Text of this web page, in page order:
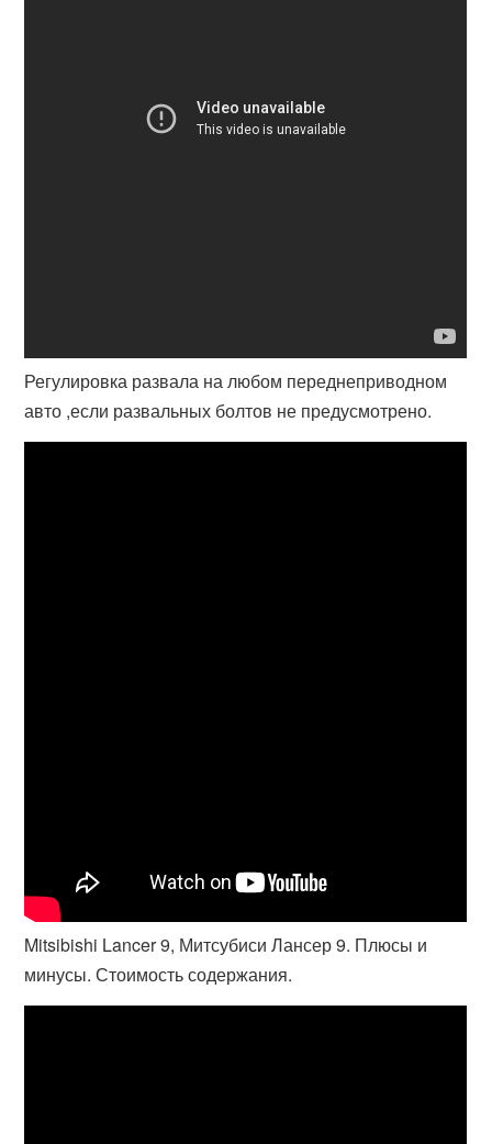
Регулировка развала на любом переднеприводном
авто ,если развальных болтов не предусмотрено.
Mitsibishi Lancer 9, Митсубиси Лансер 9. Плюсы и
минусы. Стоимость содержания.